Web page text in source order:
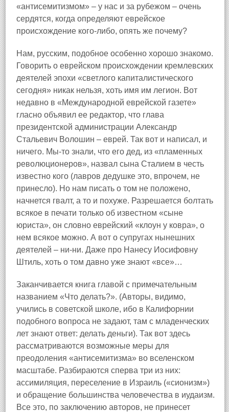
«антисемитизмом» – у нас и за рубежом – очень
сердятся, когда определяют еврейское
происхождение кого‑либо, опять же почему?
Нам, русским, подобное особенно хорошо знакомо.
Говорить о еврейском происхождении кремлевских
деятелей эпохи «светлого капиталистического
сегодня» никак нельзя, хоть имя им легион. Вот
недавно в «Международной еврейской газете»
гласно объявил ее редактор, что глава
президентской администрации Александр
Стальевич Волошин – еврей. Так вот и написал, и
ничего. Мы‑то знали, что его дед, из «пламенных
революционеров», назвал сына Сталием в честь
известно кого (лавров дедушке это, впрочем, не
принесло). Но нам писать о том не положено,
начнется гвалт, а то и похуже. Разрешается болтать
всякое в печати только об известном «сыне
юриста», он словно еврейский «клоун у ковра», о
нем всякое можно. А вот о супругах нынешних
деятелей – ни‑ни. Даже про Нанесу Иосифовну
Штиль, хоть о том давно уже знают «все»…
Заканчивается книга главой с примечательным
названием «Что делать?». (Авторы, видимо,
учились в советской школе, ибо в Калифорнии
подобного вопроса не задают, там с младенческих
лет знают ответ: делать деньги). Так вот здесь
рассматриваются возможные меры для
преодоления «антисемитизма» во вселенском
масштабе. Разбираются сперва три из них:
ассимиляция, переселение в Израиль («сионизм»)
и обращение большинства человечества в иудаизм.
Все это, по заключению авторов, не принесет